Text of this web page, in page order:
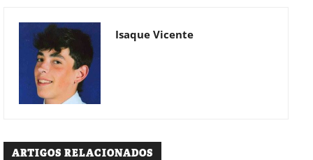
Isaque Vicente
ARTIGOS RELACIONADOS